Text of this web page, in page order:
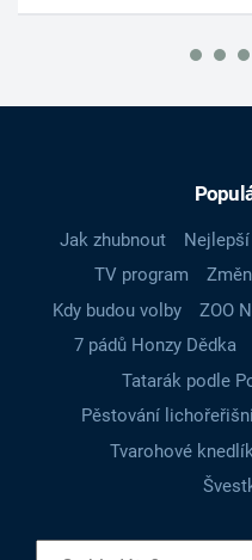
Jak zhubnout
TV program
Kdy budou volby
ZOO
7 pádů Honzy Dědka
Tatarák podle
Pěstování
Tvarohové